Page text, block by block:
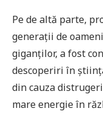
Pe de altă parte,
generații de
giganților, a fost
descoperiri în
din cauza
mare energie în